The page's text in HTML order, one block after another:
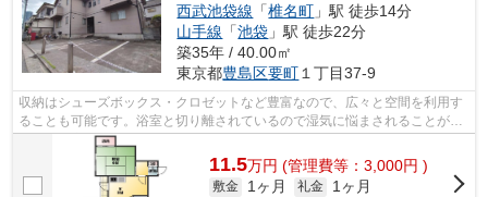
西武池袋線 「椎名町 」駅 徒歩14分
山手線 「池袋 」駅 徒歩22分
築35年 / 40.00㎡
東京都豊島区要町 １丁目37-9
収納はシューズボックス・クロゼットなど豊富なので、広々と空間を利用す
ることも可能です。浴室と切り離されているので湿気に悩まされることがな
くなる独立洗面台が付いています。賃...
11.5万円 (管理費等：3,000円 )
敷金 1ヶ月 礼金
1ヶ月